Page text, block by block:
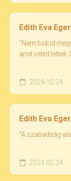
Edith Eva
"Nem tudod
amit veled
2024.10.24.
Edith Eva
"A szabadság
2024.05.24.